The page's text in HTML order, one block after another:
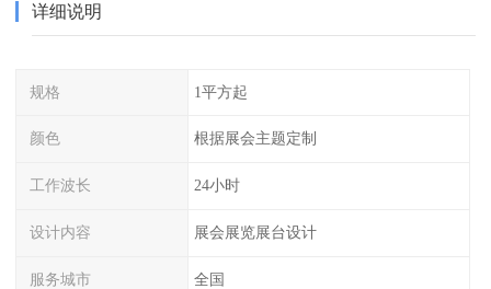
详细说明
规格 1平方起
颜色 根据展会主题定制
工作波长 24小时
设计内容 展会展览展台设计
服务城市 全国